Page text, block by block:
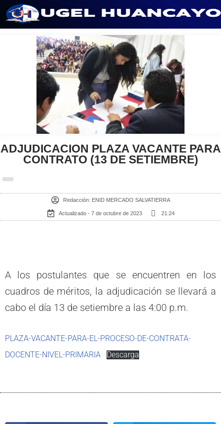
contenido
ADJUDICACION PLAZA VACANTE PARA
CONTRATO (13 DE SETIEMBRE)
Redacción: ENID MERCADO SALVATIERRA
Actualizado - 7 de octubre de 2023 21:24
A los postulantes que se encuentren en los
cuadros de méritos, la adjudicación se llevará a
cabo el día 13 de setiembre a las 4:00 p.m.
PLAZA-VACANTE-PARA-EL-PROCESO-DE-CONTRATA-
DOCENTE-NIVEL-PRIMARIA
Descarga